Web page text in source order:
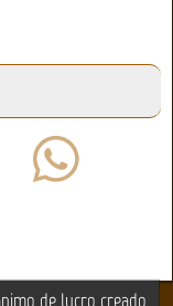
de lucro creado